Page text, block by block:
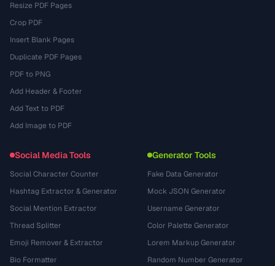
Resize PDF Pages
Crop PDF
Insert Blank Pages
Duplicate PDF Pages
PDF to PNG
Add Header & Footer
Add Text to PDF
Add Image to PDF
Social Media Tools
Social Character Counter
Hashtag Extractor & Generator
Social Mention Extractor
Thread Splitter
Emoji Remover & Extractor
Bio Formatter
Generator Tools
Fake Data Generator
Mock JSON Generator
Username Generator
Color Palette Generator
Lorem Markup Generator
Random Number Generator